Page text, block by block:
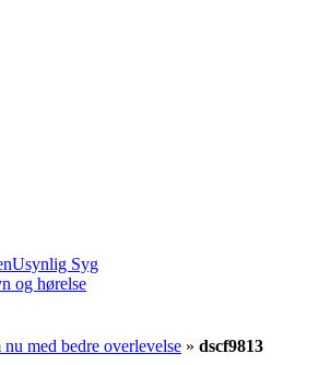
Usynlig Syg
og hørelse
med bedre overlevelse » dscf9813